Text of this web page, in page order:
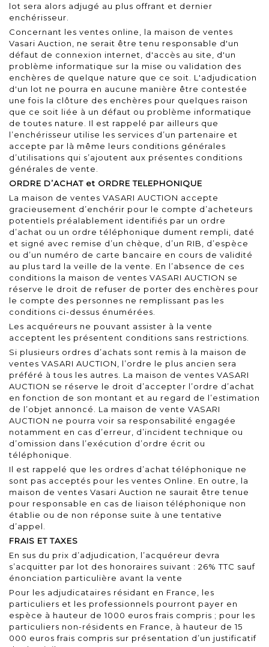
lot sera alors adjugé au plus offrant et dernier
enchérisseur.
Concernant les ventes online, la maison de ventes
Vasari Auction, ne serait être tenu responsable d'un
défaut de connexion internet, d'accès au site, d'un
problème informatique sur la mise ou validation des
enchères de quelque nature que ce soit. L'adjudication
d'un lot ne pourra en aucune manière être contestée
une fois la clôture des enchères pour quelques raison
que ce soit liée à un défaut ou problème informatique
de toutes nature. Il est rappelé par ailleurs que
l’enchérisseur utilise les services d’un partenaire et
accepte par là même leurs conditions générales
d’utilisations qui s’ajoutent aux présentes conditions
générales de vente.
ORDRE D’ACHAT et ORDRE TELEPHONIQUE
La maison de ventes VASARI AUCTION accepte
gracieusement d’enchérir pour le compte d’acheteurs
potentiels préalablement identifiés par un ordre
d’achat ou un ordre téléphonique dument rempli, daté
et signé avec remise d’un chèque, d’un RIB, d’espèce
ou d’un numéro de carte bancaire en cours de validité
au plus tard la veille de la vente. En l’absence de ces
conditions la maison de ventes VASARI AUCTION se
réserve le droit de refuser de porter des enchères pour
le compte des personnes ne remplissant pas les
conditions ci-dessus énumérées.
Les acquéreurs ne pouvant assister à la vente
acceptent les présentent conditions sans restrictions.
Si plusieurs ordres d’achats sont remis à la maison de
ventes VASARI AUCTION, l’ordre le plus ancien sera
préféré à tous les autres. La maison de ventes VASARI
AUCTION se réserve le droit d’accepter l’ordre d’achat
en fonction de son montant et au regard de l’estimation
de l’objet annoncé. La maison de vente VASARI
AUCTION ne pourra voir sa responsabilité engagée
notamment en cas d’erreur, d’incident technique ou
d’omission dans l’exécution d’ordre écrit ou
téléphonique.
Il est rappelé que les ordres d’achat téléphonique ne
sont pas acceptés pour les ventes Online. En outre, la
maison de ventes Vasari Auction ne saurait être tenue
pour responsable en cas de liaison téléphonique non
établie ou de non réponse suite à une tentative
d’appel.
FRAIS ET TAXES
En sus du prix d’adjudication, l’acquéreur devra
s’acquitter par lot des honoraires suivant : 26% TTC sauf
énonciation particulière avant la vente
Pour les adjudicataires résidant en France, les
particuliers et les professionnels pourront payer en
espèce à hauteur de 1000 euros frais compris ; pour les
particuliers non-résidents en France, à hauteur de 15
000 euros frais compris sur présentation d’un justificatif